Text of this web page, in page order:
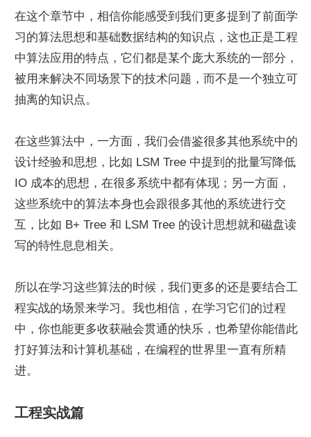
在这个章节中，相信你能感受到我们更多提到了前面学
习的算法思想和基础数据结构的知识点，这也正是工程
中算法应用的特点，它们都是某个庞大系统的一部分，
被用来解决不同场景下的技术问题，而不是一个独立可
抽离的知识点。
在这些算法中，一方面，我们会借鉴很多其他系统中的
设计经验和思想，比如 LSM Tree 中提到的批量写降低
IO 成本的思想，在很多系统中都有体现；另一方面，
这些系统中的算法本身也会跟很多其他的系统进行交
互，比如 B+ Tree 和 LSM Tree 的设计思想就和磁盘读
写的特性息息相关。
所以在学习这些算法的时候，我们更多的还是要结合工
程实战的场景来学习。我也相信，在学习它们的过程
中，你也能更多收获融会贯通的快乐，也希望你能借此
打好算法和计算机基础，在编程的世界里一直有所精
进。
工程实战篇